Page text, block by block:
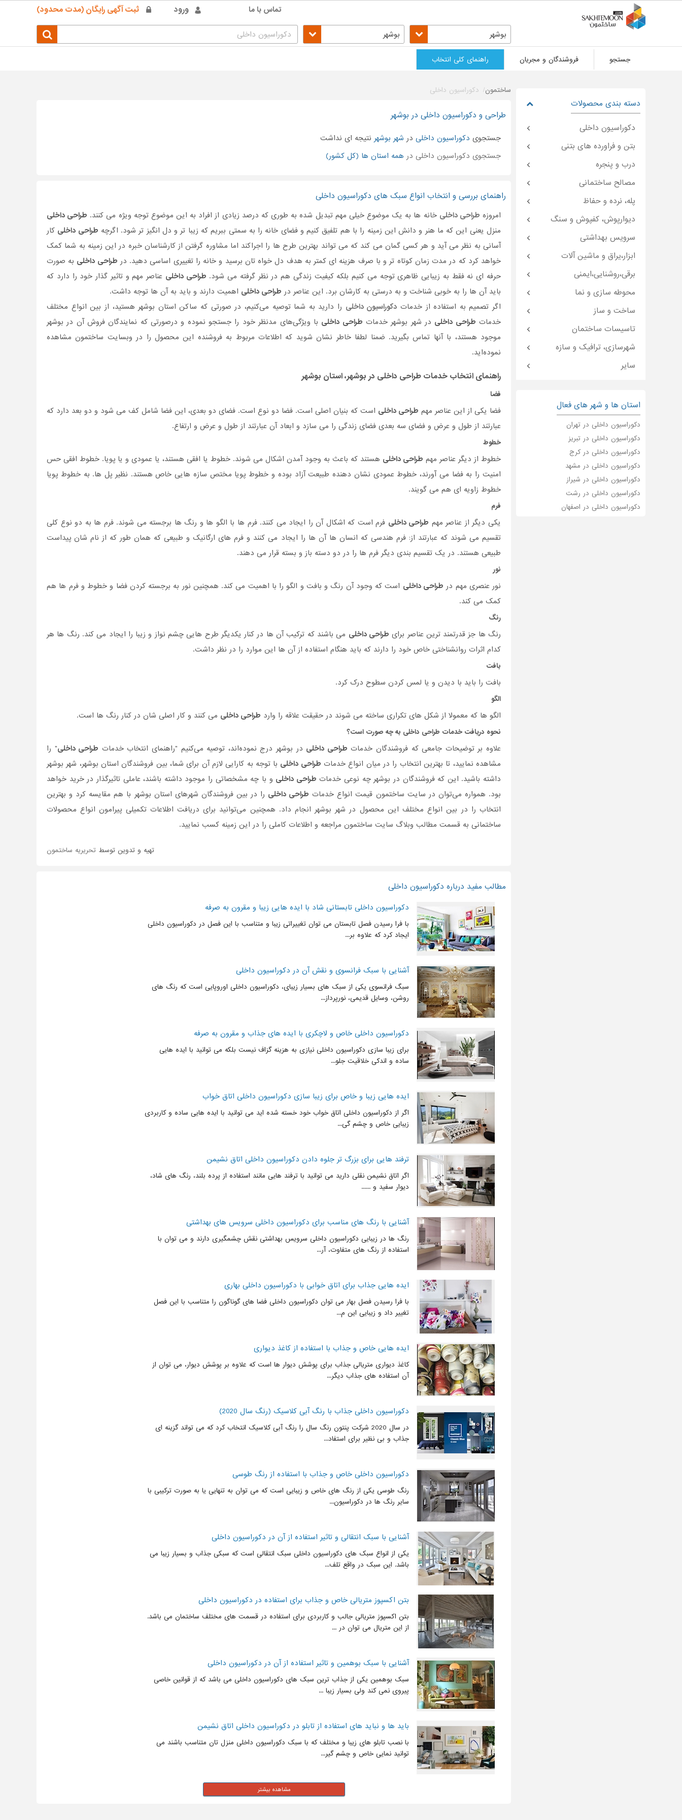
ورود ثبت آگهی رایگان (مدت محدود) تماس با ما
بوشهر بوشهر
جستجو فروشندگان و مجریان راهنمای کلی انتخاب
ساختمون دکوراسیون داخلی
طراحی و دکوراسیون داخلی در بوشهر
جستجوی دکوراسیون داخلی در شهر بوشهر نتیجه ای نداشت
جستجوی دکوراسیون داخلی در همه استان ها (کل کشور)
راهنمای بررسی و انتخاب انواع سبک های دکوراسیون داخلی
امروزه طراحی داخلی خانه ها به یک موضوع خیلی مهم تبدیل شده به طوری که درصد زیادی از افراد به این موضوع توجه ویژه می کنند. طراحی داخلی
منزل یعنی این که ما هنر و دانش این زمینه را با هم تلفیق کنیم و فضای خانه را به سمتی ببریم که زیبا تر و دل انگیز تر شود. اگرچه طراحی داخلی کار
آسانی به نظر می آید و هر کسی گمان می کند که می تواند بهترین طرح ها را اجراکند اما مشاوره گرفتن از کارشناسان خبره در این زمینه به شما کمک
خواهد کرد که در مدت زمان کوتاه تر و با صرف هزینه ای کمتر به هدف دل خواه تان برسید و خانه را تغییری اساسی دهید. در طراحی داخلی به صورت
حرفه ای نه فقط به زیبایی ظاهری توجه می کنیم بلکه کیفیت زندگی هم در نظر گرفته می شود. طراحی داخلی عناصر مهم و تاثیر گذار خود را دارد که
باید آن ها را به خوبی شناخت و به درستی به کارشان برد. این عناصر در طراحی داخلی اهمیت دارند و باید به آن ها توجه داشت.
اگر تصمیم به استفاده از خدمات دکوراسیون داخلی را دارید به شما توصیه می‌کنیم، در صورتی که ساکن استان بوشهر هستید، از بین انواع مختلف
خدمات طراحی داخلی در شهر بوشهر خدمات طراحی داخلی با ویژگی‌های مدنظر خود را جستجو نموده و درصورتی‌ که نمایندگان فروش آن در بوشهر
موجود هستند، با آنها تماس بگیرید. ضمنا لطفا خاطر نشان شوید که اطلاعات مربوط به فروشنده این محصول را در وبسایت ساختمون مشاهده
نموده‌اید.
راهنمای انتخاب خدمات طراحی داخلی در بوشهر، استان بوشهر
فضا
فضا یکی از این عناصر مهم طراحی داخلی است که بنیان اصلی است. فضا دو نوع است. فضای دو بعدی، این فضا شامل کف می شود و دو بعد دارد که
عبارتند از طول و عرض و فضای سه بعدی فضای زندگی را می سازد و ابعاد آن عبارتند از طول و عرض و ارتفاع.
خطوط
خطوط از دیگر عناصر مهم طراحی داخلی هستند که باعث به وجود آمدن اشکال می شوند. خطوط یا افقی هستند، یا عمودی و یا پویا. خطوط افقی حس
امنیت را به فضا می آورند، خطوط عمودی نشان دهنده طبیعت آزاد بوده و خطوط پویا مختص سازه هایی خاص هستند. نظیر پل ها. به خطوط پویا
خطوط زاویه ای هم می گویند.
فرم
یکی دیگر از عناصر مهم طراحی داخلی فرم است که اشکال آن را ایجاد می کنند. فرم ها با الگو ها و رنگ ها برجسته می شوند. فرم ها به دو نوع کلی
تقسیم می شوند که عبارتند از: فرم هندسی که انسان ها آن ها را ایجاد می کنند و فرم های ارگانیک و طبیعی که همان طور که از نام شان پیداست
طبیعی هستند. در یک تقسیم بندی دیگر فرم ها را در دو دسته باز و بسته قرار می دهند.
نور
نور عنصری مهم در طراحی داخلی است که وجود آن رنگ و بافت و الگو را با اهمیت می کند. همچنین نور به برجسته کردن فضا و خطوط و فرم ها هم
کمک می کند.
رنگ
رنگ ها جز قدرتمند ترین عناصر برای طراحی داخلی می باشند که ترکیب آن ها در کنار یکدیگر طرح هایی چشم نواز و زیبا را ایجاد می کند. رنگ ها هر
کدام اثرات روانشناختی خاص خود را دارند که باید هنگام استفاده از آن ها این موارد را در نظر داشت.
بافت
بافت را باید با دیدن و یا لمس کردن سطوح درک کرد.
الگو
الگو ها که معمولا از شکل های تکراری ساخته می شوند در حقیقت علاقه را وارد طراحی داخلی می کنند و کار اصلی شان در کنار رنگ ها است.
نحوه دریافت خدمات طراحی داخلی به چه صورت است؟
علاوه بر توضیحات جامعی که فروشندگان خدمات طراحی داخلی در بوشهر درج نموده‌اند، توصیه می‌کنیم "راهنمای انتخاب خدمات طراحی داخلی" را
مشاهده نمایید، تا بهترین انتخاب را در میان انواع خدمات طراحی داخلی با توجه به کارایی لازم آن برای شما، بین فروشندگان استان بوشهر، شهر بوشهر
داشته باشید. این که فروشندگان در بوشهر چه نوعی خدمات طراحی داخلی و با چه مشخصاتی را موجود داشته باشند، عاملی تاثیر‌گذار در خرید خواهد
بود. همواره می‌توان در سایت ساختمون قیمت انواع خدمات طراحی داخلی را در بین فروشندگان شهرهای استان بوشهر با هم مقایسه کرد و بهترین
انتخاب را در بین انواع مختلف این محصول در شهر بوشهر انجام داد. همچنین می‌توانید برای دریافت اطلاعات تکمیلی پیرامون انواع محصولات
ساختمانی به قسمت مطالب وبلاگ سایت ساختمون مراجعه و اطلاعات کاملی را در این زمینه کسب نمایید.
تهیه و تدوین توسط تحریریه ساختمون
مطالب مفید درباره دکوراسیون داخلی
دکوراسیون داخلی تابستانی شاد با ایده هایی زیبا و مقرون به صرفه
با فرا رسیدن فصل تابستان می توان تغییراتی زیبا و متناسب با این فصل در دکوراسیون داخلی
ایجاد کرد که علاوه بر...
آشنایی با سبک فرانسوی و نقش آن در دکوراسیون داخلی
سبگ فرانسوی یکی از سبک های بسیار زیبای، دکوراسیون داخلی اوروپایی است که رنگ های
روشن، وسایل قدیمی، نورپرداز...
دکوراسیون داخلی خاص و لاچکری با ایده های جذاب و مقرون به صرفه
برای زیبا سازی دکوراسیون داخلی نیازی به هزینه گزاف نیست بلکه می توانید با ایده هایی
ساده و اندکی خلاقیت جلو...
ایده هایی زیبا و خاص برای زیبا سازی دکوراسیون داخلی اتاق خواب
اگر از دکوراسیون داخلی اتاق خواب خود خسته شده اید می توانید با ایده هایی ساده و کاربردی
زیبایی خاص و چشم گی...
ترفند هایی برای بزرگ تر جلوه دادن دکوراسیون داخلی اتاق نشیمن
اگر اتاق نشیمن نقلی دارید می توانید با ترفند هایی مانند استفاده از پرده بلند، رنگ های شاد،
دیوار سفید و ......
آشنایی با رنگ های مناسب برای دکوراسیون داخلی سرویس های بهداشتی
رنگ ها در زیبایی دکوراسیون داخلی سرویس بهداشتی نقش چشمگیری دارند و می توان با
استفاده از رنگ های متفاوت، آر...
ایده هایی جذاب برای اتاق خوابی با دکوراسیون داخلی بهاری
با فرا رسیدن فصل بهار می توان دکوراسیون داخلی فضا های گوناگون را متناسب با این فصل
تغییر داد و زیبایی این م...
ایده هایی خاص و جذاب با استفاده از کاغذ دیواری
کاغذ دیواری متریالی جذاب برای پوشش دیوار ها است که علاوه بر پوشش دیوار، می توان از
آن استفاده های جذاب دیگر...
دکوراسیون داخلی جذاب با رنگ آبی کلاسیک (رنگ سال 2020)
در سال 2020 شرکت پنتون رنگ سال را رنگ آبی کلاسیک انتخاب کرد که می تواند گزینه ای
جذاب و بی نظیر برای استفاد...
دکوراسیون داخلی خاص و جذاب با استفاده از رنگ طوسی
رنگ طوسی یکی از رنگ های خاص و زیبایی است که می توان به تنهایی یا به صورت ترکیبی با
سایر رنگ ها در دکوراسیون...
آشنایی با سبک انتقالی و تاثیر استفاده از آن در دکوراسیون داخلی
یکی از انواع سبک های دکوراسیون داخلی سبک انتقالی است که سبکی جذاب و بسیار زیبا می
باشد. این سبک در واقع تلف...
بتن اکسپوز متریالی خاص و جذاب برای استفاده در دکوراسیون داخلی
بتن اکسپوز متریالی جالب و کاربردی برای استفاده در قسمت های مختلف ساختمان می باشد.
از این متریال می توان در ...
آشنایی با سبک بوهمین و تاثیر استفاده از آن در دکوراسیون داخلی
سبک بوهمین یکی از جذاب ترین سبک های دکوراسیون داخلی می باشد که از قوانین خاصی
پیروی نمی کند ولی بسیار زیبا ...
باید ها و نباید های استفاده از تابلو در دکوراسیون داخلی اتاق نشیمن
با نصب تابلو های زیبا و مختلف که با سبک دکوراسیون داخلی منزل تان متناسب باشند می
توانید نمایی خاص و چشم گیر...
دسته بندی محصولات
دکوراسیون داخلی
بتن و فراورده های بتنی
درب و پنجره
مصالح ساختمانی
پله، نرده و حفاظ
دیوارپوش، کفپوش و سنگ
سرویس بهداشتی
ابزار،یراق و ماشین آلات
برقی،روشنایی،ایمنی
محوطه سازی و نما
ساخت و ساز
تاسیسات ساختمان
شهرسازی، ترافیک و سازه
سایر
استان ها و شهر های فعال
دکوراسیون داخلی در تهران
دکوراسیون داخلی در تبریز
دکوراسیون داخلی در کرج
دکوراسیون داخلی در مشهد
دکوراسیون داخلی در شیراز
دکوراسیون داخلی در رشت
دکوراسیون داخلی در اصفهان